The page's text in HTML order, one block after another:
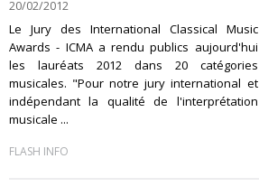
20/02/2012
Le Jury des International Classical Music
Awards - ICMA a rendu publics aujourd'hui
les lauréats 2012 dans 20 catégories
musicales. "Pour notre jury international et
indépendant la qualité de l'interprétation
musicale ...
FLASH INFO